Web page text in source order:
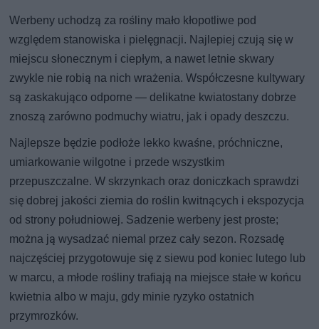
Werbeny uchodzą za rośliny mało kłopotliwe pod
względem stanowiska i pielęgnacji. Najlepiej czują się w
miejscu słonecznym i ciepłym, a nawet letnie skwary
zwykle nie robią na nich wrażenia. Współczesne kultywary
są zaskakująco odporne — delikatne kwiatostany dobrze
znoszą zarówno podmuchy wiatru, jak i opady deszczu.
Najlepsze będzie podłoże lekko kwaśne, próchniczne,
umiarkowanie wilgotne i przede wszystkim
przepuszczalne. W skrzynkach oraz doniczkach sprawdzi
się dobrej jakości ziemia do roślin kwitnących i ekspozycja
od strony południowej. Sadzenie werbeny jest proste;
można ją wysadzać niemal przez cały sezon. Rozsadę
najczęściej przygotowuje się z siewu pod koniec lutego lub
w marcu, a młode rośliny trafiają na miejsce stałe w końcu
kwietnia albo w maju, gdy minie ryzyko ostatnich
przymrozków.